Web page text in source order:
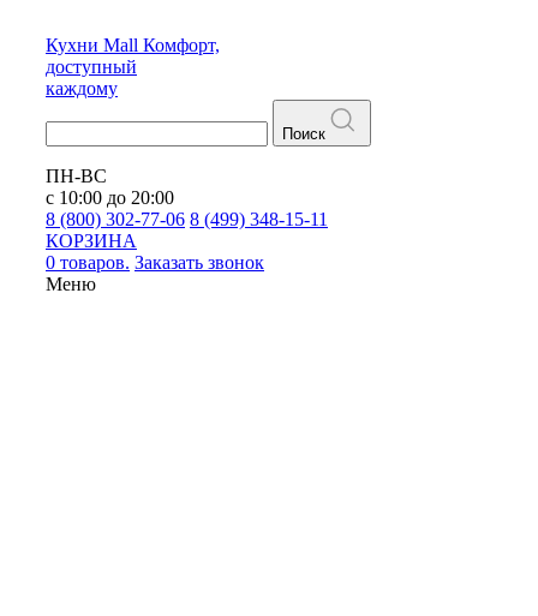
Кухни Mall Комфорт,
доступный
каждому
Поиск
ПН-ВС
с 10:00 до 20:00
8 (800) 302-77-06 8 (499) 348-15-11
КОРЗИНА
0 товаров. Заказать звонок
Меню